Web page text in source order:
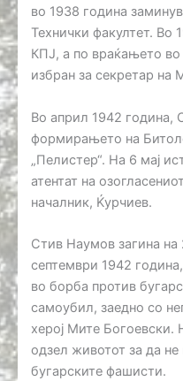
во 1938 година
Технички факултет. Во
КПЈ, а по враќањето
избран за секретар на
Во април 1942 година,
формирањето на
„Пелистер“. На 6 мај
атентат на
началник, Ќурчиев.
Стив Наумов загина на
септември 1942
во борба против
самоубил, заедно со
херој Мите
одзел животот за да не
бугарските фашисти.